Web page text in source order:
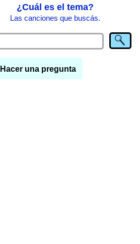
¿Cuál es el tema?
Las canciones que buscás.
Hacer una pregunta